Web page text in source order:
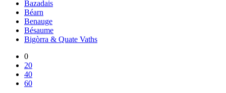
Bazadais
Béarn
Benauge
Bésaume
Bigòrra & Quate Vaths
0
20
40
60